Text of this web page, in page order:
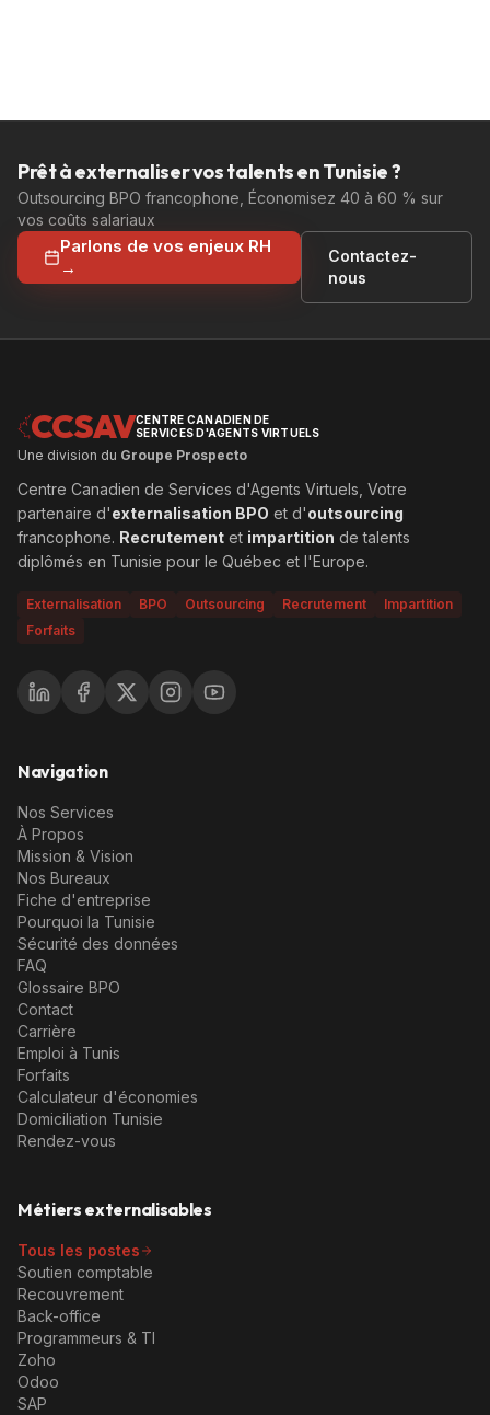
Prêt à externaliser vos talents en Tunisie ?
Outsourcing BPO francophone, Économisez 40 à 60 % sur
vos coûts salariaux
Parlons de vos enjeux RH
→
Contactez-
nous
CCSAVCENTRE CANADIEN DE
SERVICES D'AGENTS VIRTUELS
Une division du Groupe Prospecto
Centre Canadien de Services d'Agents Virtuels, Votre
partenaire d'externalisation BPO et d'outsourcing
francophone. Recrutement et impartition de talents
diplômés en Tunisie pour le Québec et l'Europe.
Externalisation BPO Outsourcing Recrutement
Impartition
Forfaits
Navigation
Nos Services
À Propos
Mission & Vision
Nos Bureaux
Fiche d'entreprise
Pourquoi la Tunisie
Sécurité des données
FAQ
Glossaire BPO
Contact
Carrière
Emploi à Tunis
Forfaits
Calculateur d'économies
Domiciliation Tunisie
Rendez-vous
Métiers externalisables
Tous les postes
Soutien comptable
Recouvrement
Back-office
Programmeurs & TI
Zoho
Odoo
SAP